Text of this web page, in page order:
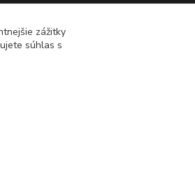
zážitky
súhlas s